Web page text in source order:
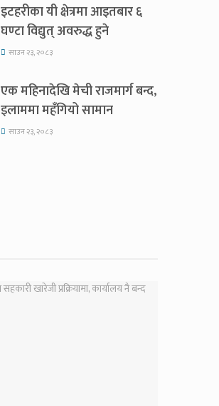
इटहरीका यी क्षेत्रमा आइतबार ६
घण्टा विद्युत् अवरुद्ध हुने
साउन २३, २०८३
एक महिनादेखि मेची राजमार्ग बन्द,
इलाममा महँगियो सामान
साउन २३, २०८३